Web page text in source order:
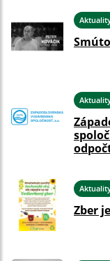
Zber